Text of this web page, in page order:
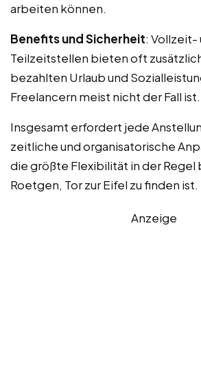
arbeiten können.
Benefits und Sicherheit: Vollzeit-
Teilzeitstellen bieten oft
bezahlten Urlaub und
Freelancern meist nicht der Fall ist.
Insgesamt erfordert jede
zeitliche und organisatorische
die größte Flexibilität in der Regel
Roetgen, Tor zur Eifel zu finden ist.
Anzeige